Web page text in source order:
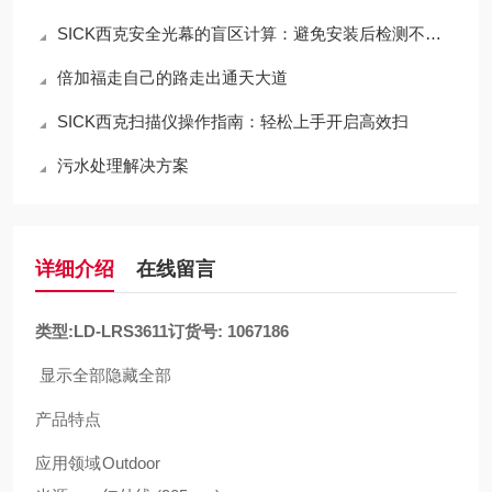
SICK西克安全光幕的盲区计算：避免安装后检测不到手指
倍加福走自己的路走出通天大道
SICK西克扫描仪操作指南：轻松上手开启高效扫
污水处理解决方案
详细介绍 在线留言
类型:LD-LRS3611订货号: 1067186
显示全部隐藏全部
产品特点
应用领域Outdoor